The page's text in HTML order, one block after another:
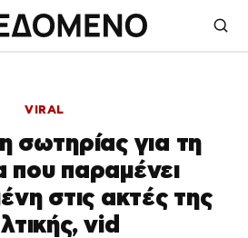
VIRAL
σωτηρίας για τη
που παραμένει
στις ακτές της
vid